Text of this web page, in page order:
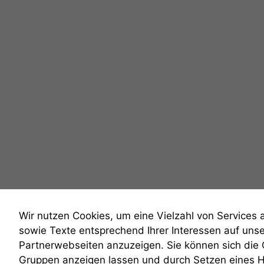
Wir nutzen Cookies, um eine Vielzahl von
sowie Texte entsprechend Ihrer Interessen auf
Partnerwebseiten anzuzeigen. Sie können sich
Gruppen anzeigen lassen und durch Setzen eines